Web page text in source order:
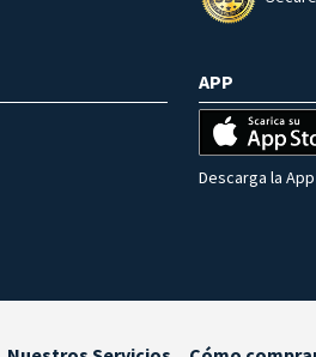
APP
Descarga la